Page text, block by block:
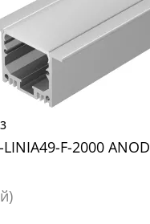
F-2000 ANOD